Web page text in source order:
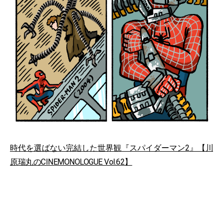
時代を選ばない完結した世界観『スパイダーマン2』【川
原瑞丸のCINEMONOLOGUE Vol.62】